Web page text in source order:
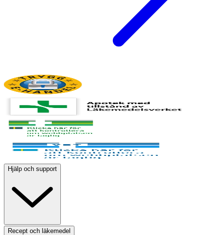
Hjälp och support
Recept och läkemedel